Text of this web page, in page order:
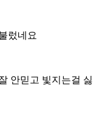
렀네요
안믿고 빛지는걸 싫